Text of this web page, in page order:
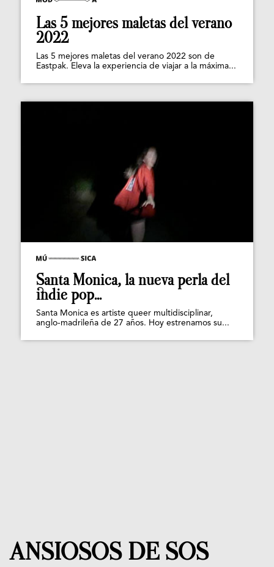
Las 5 mejores maletas del verano
2022
Las 5 mejores maletas del verano 2022 son de
Eastpak. Eleva la experiencia de viajar a la máxima...
Santa Monica, la nueva perla del
indie pop...
Santa Monica es artiste queer multidisciplinar,
anglo-madrileña de 27 años. Hoy estrenamos su...
ANSIOSOS DE SOS